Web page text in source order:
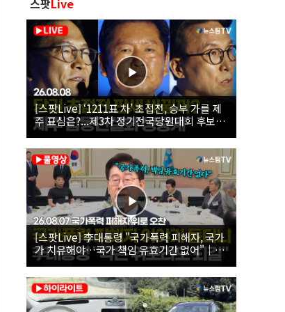
스팟Live
[스팟Live] ‘1211표 차’ 초접전, 승부 가를 제
주 표심은?...제3차 정기전국당원대회 후보자
제주 합동연설회 생중계 | 26.08.08
[스팟Live] 李대통령 "국가폭력 피해자, 국가
가 치유해야…국가 책임 유효기간 없어"｜
26.08.07 국가폭력 피해자 위로 오찬